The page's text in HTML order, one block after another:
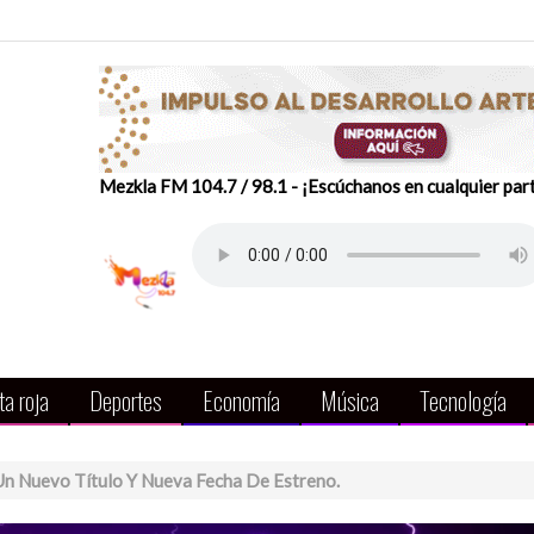
Mezkla FM 104.7 / 98.1 - ¡Escúchanos en cualquier
roja Deportes Economía Música Tecnología
Nuevo Título Y Nueva Fecha De Estreno.